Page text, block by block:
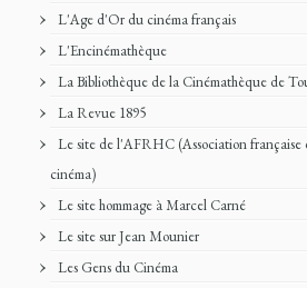
L'Age d'Or du cinéma français
L'Encinémathèque
La Bibliothèque de la Cinémathèque de
La Revue 1895
Le site de l'AFRHC (Association française
cinéma)
Le site hommage à Marcel Carné
Le site sur Jean Mounier
Les Gens du Cinéma